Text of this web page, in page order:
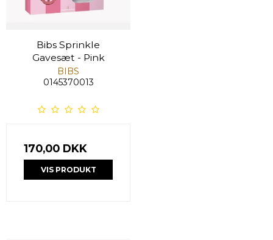
Bibs Sprinkle
Gavesæt - Pink
BIBS
0145370013
170,00 DKK
VIS PRODUKT